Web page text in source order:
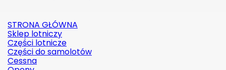
STRONA GŁÓWNA
Sklep lotniczy
Części lotnicze
Części do samolotów
Cessna